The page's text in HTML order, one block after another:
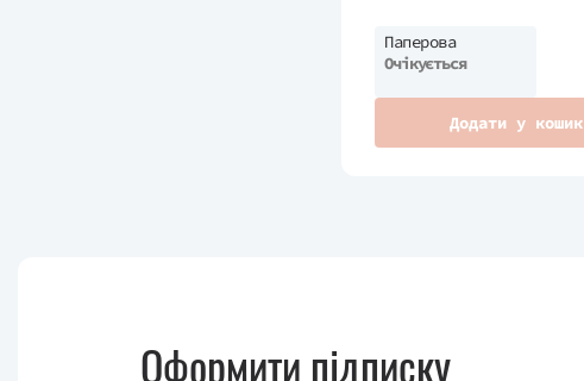
Паперова
Очікується
Додати у кошик
Оформити підписку